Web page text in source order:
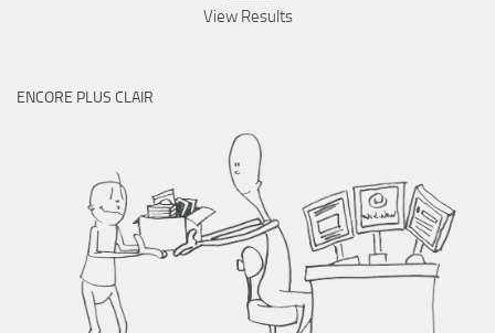
View Results
ENCORE PLUS CLAIR